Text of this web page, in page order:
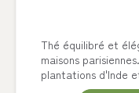
Thé équilibré et
maisons
plantations d'Inde